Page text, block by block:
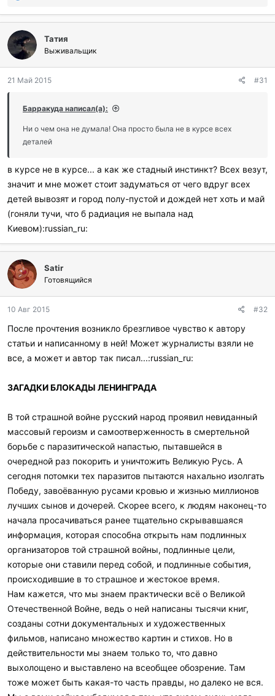
б
л
а
г
о
а
и
и
:
Татия
Выживальщик
21 Май 2015 #31
Барракуда написал(а):
Ни о чем она не думала! Она просто была не в курсе всех
деталей
в курсе не в курсе... а как же стадный инстинкт? Всех везут,
значит и мне может стоит задуматься от чего вдруг всех
детей вывозят и город полу-пустой и дождей нет хоть и май
(гоняли тучи, что б радиация не выпала над
Киевом):russian_ru:
Satir
Готовящийся
10 Авг 2015 #32
После прочтения возникло брезгливое чувство к автору
статьи и написанному в ней! Может журналисты взяли не
все, а может и автор так писал...:russian_ru:
ЗАГАДКИ БЛОКАДЫ ЛЕНИНГРАДА
В той страшной войне русский народ проявил невиданный
массовый героизм и самоотверженность в смертельной
борьбе с паразитической напастью, пытавшейся в
очередной раз покорить и уничтожить Великую Русь. А
сегодня потомки тех паразитов пытаются нахально изолгать
Победу, завоёванную русами кровью и жизнью миллионов
лучших сынов и дочерей. Скорее всего, к людям наконец-то
начала просачиваться ранее тщательно скрывавшаяся
информация, которая способна открыть нам подлинных
организаторов той страшной войны, подлинные цели,
которые они ставили перед собой, и подлинные события,
происходившие в то страшное и жестокое время.
Нам кажется, что мы знаем практически всё о Великой
Отечественной Войне, ведь о ней написаны тысячи книг,
созданы сотни документальных и художественных
фильмов, написано множество картин и стихов. Но в
действительности мы знаем только то, что давно
выхолощено и выставлено на всеобщее обозрение. Там
тоже может быть какая-то часть правды, но далеко не вся.